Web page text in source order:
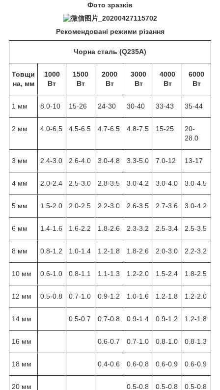
Фото зразків
Рекомендовані режими різання
Чорна сталь (Q235A)
Товщи
на, мм
1000
Вт
1500
Вт
2000
Вт
3000
Вт
4000
Вт
6000
Вт
1 мм 8.0-10 15-26 24-30 30-40 33-43 35-44
2 мм 4.0-6.5 4.5-6.5 4.7-6.5 4.8-7.5 15-25
20-
28.0
3 мм 2.4-3.0 2.6-4.0 3.0-4.8 3.3-5.0 7.0-12 13-17
4 мм 2.0-2.4 2.5-3.0 2.8-3.5 3.0-4.2 3.0-4.0 3.0-4.5
5 мм 1.5-2.0 2.0-2.5 2.2-3.0 2.6-3.5 2.7-3.6 3.0-4.2
6 мм 1.4-1.6 1.6-2.2 1.8-2.6 2.3-3.2 2.5-3.4 2.5-3.5
8 мм 0.8-1.2 1.0-1.4 1.2-1.8 1.8-2.6 2.0-3.0 2.2-3.2
10 мм 0.6-1.0 0.8-1.1 1.1-1.3 1.2-2.0 1.5-2.4 1.8-2.5
12 мм 0.5-0.8 0.7-1.0 0.9-1.2 1.0-1.6 1.2-1.8 1.2-2.0
14 мм 0.5-0.7 0.7-0.8 0.9-1.4 0.9-1.2 1.2-1.8
16 мм 0.6-0.7 0.7-1.0 0.8-1.0 0.8-1.3
18 мм 0.4-0.6 0.6-0.8 0.6-0.9 0.6-0.9
20 мм 0.5-0.8 0.5-0.8 0.5-0.8